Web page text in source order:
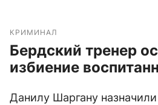
КРИМИНАЛ
Бердский тренер
избиение
Данилу Шаргану